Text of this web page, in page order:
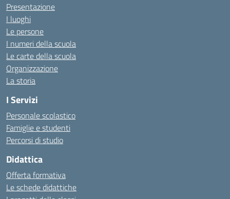
Presentazione
I luoghi
Le persone
I numeri della scuola
Le carte della scuola
Organizzazione
La storia
I Servizi
Personale scolastico
Famiglie e studenti
Percorsi di studio
Didattica
Offerta formativa
Le schede didattiche